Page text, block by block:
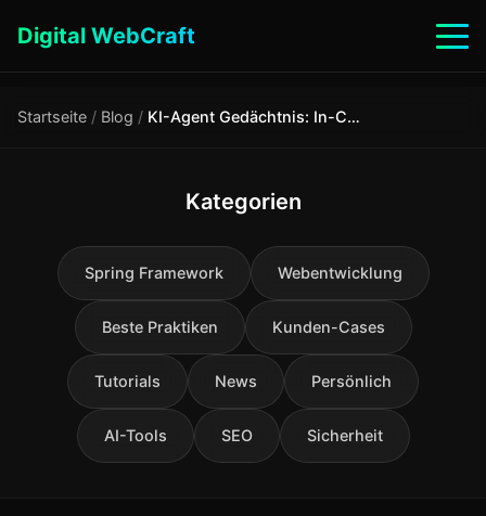
Digital WebCraft
Startseite / Blog / KI-Agent Gedächtnis: In-Context, Episodic, RAG und Semantic Memory – Wann welches einsetzen?
Kategorien
Spring Framework Webentwicklung
Beste Praktiken Kunden-Cases
Tutorials News Persönlich
AI-Tools SEO Sicherheit